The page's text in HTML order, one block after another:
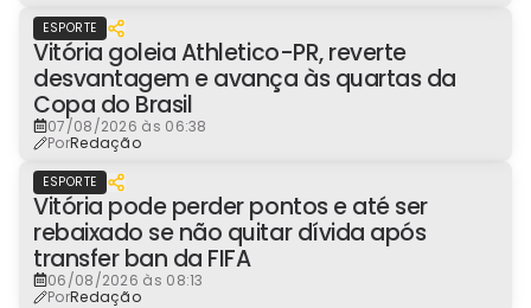
ESPORTE
Vitória goleia Athletico-PR, reverte
desvantagem e avança às quartas da
Copa do Brasil
07/08/2026 às 06:38
PorRedação
ESPORTE
Vitória pode perder pontos e até ser
rebaixado se não quitar dívida após
transfer ban da FIFA
06/08/2026 às 08:13
PorRedação